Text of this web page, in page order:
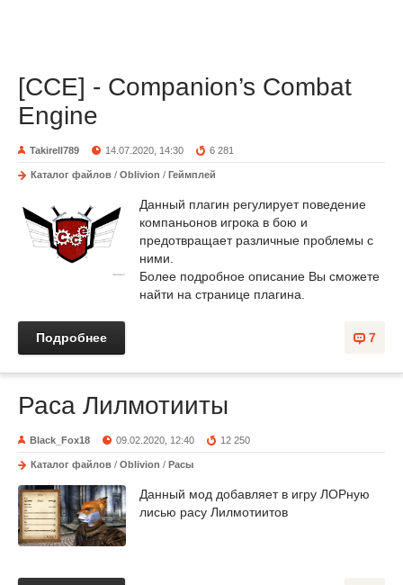
[CCE] - Companion’s Combat
Engine
Takirell789 14.07.2020, 14:30 6 281
Каталог файлов / Oblivion / Геймплей
Данный плагин регулирует поведение
компаньонов игрока в бою и
предотвращает различные проблемы с
ними.
Более подробное описание Вы сможете
найти на странице плагина.
7
Подробнее
Раса Лилмотииты
Black_Fox18 09.02.2020, 12:40 12 250
Каталог файлов / Oblivion / Расы
Данный мод добавляет в игру ЛОРную
лисью расу Лилмотиитов